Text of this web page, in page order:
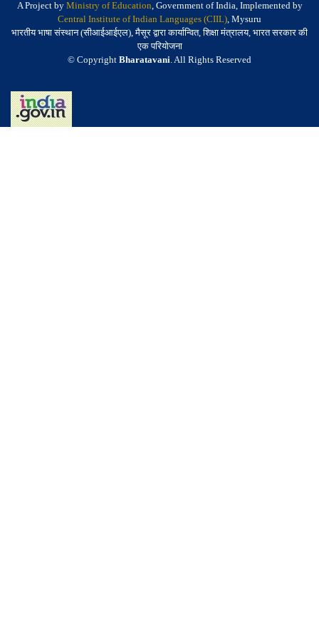
A Project by Ministry of Education, Government of India, Implemented by
Central Institute of Indian Languages (CIIL), Mysuru
भारतीय भाषा संस्थान (सीआईआईएल), मैसूर द्वारा कार्यान्वित, शिक्षा मंत्रालय, भारत सरकार की
एक परियोजना
© Copyright Bharatavani. All Rights Reserved